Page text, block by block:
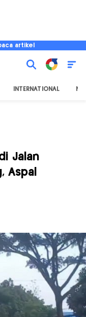
artikel
INTERNATIONAL
Jalan
Aspal